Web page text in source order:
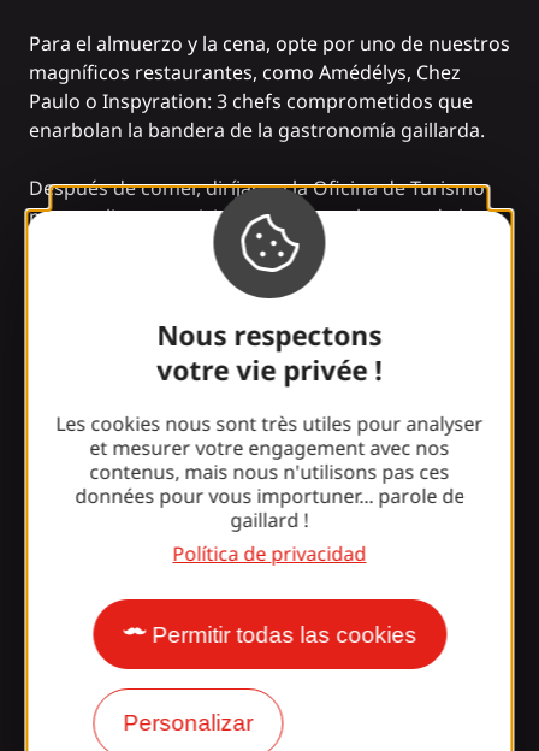
Nous respectons
votre vie privée !
Les cookies nous sont très utiles pour analyser
et mesurer votre engagement avec nos
contenus, mais nous n'utilisons pas ces
données pour vous importuner... parole de
gaillard !
Política de privacidad
Permitir todas las cookies
Personalizar
Para el almuerzo y la cena, opte por uno de nuestros
magníficos restaurantes, como Amédélys, Chez
Paulo o Inspyration: 3 chefs comprometidos que
enarbolan la bandera de la gastronomía gaillarda.
Después de comer, diríjase a la Oficina de Turismo
para realizar unavisita guiada por el centro de la
(según la temporada), o descúbralo por su
cuenta gracias a la aplicación
Tèrra Aventura
divertida búsqueda del tesoro que le llevará fuera de
los caminos trillados para descubrir los lugares de
interés de la ciudad. Bonus: suba a lo alto del
la Oficina de Turismoy disfrute de una vista
panorámica de la ciudad.
Día 2: Rumbo sur: Brive-la-
Gaillarde → Ligneyrac →
→ Brive-la-Gaillarde.
Distancia: 54,9 km.
Alojamiento recomendado